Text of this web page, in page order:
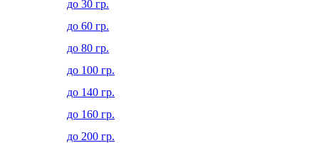
до 30 гр.
до 60 гр.
до 80 гр.
до 100 гр.
до 140 гр.
до 160 гр.
до 200 гр.